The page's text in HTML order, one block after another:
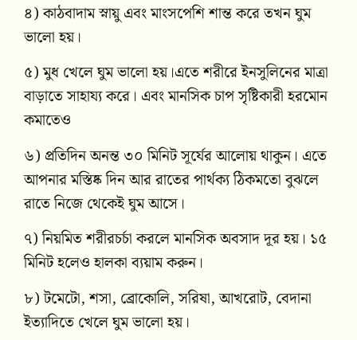
৪) কাঠবাদাম স্নায়ু এবং মাংসপেশি শান্ত করে তখন ঘুম
ভালো হয়।
৫) মুধ খেলে ঘুম ভালো হয়।এতে শরীরে ইনসুলিনের মাত্রা
বাড়াতে সাহায্য করে। এবং মানসিক চাপ সৃষ্টিকারী হরমোন
কমাতেও
৬) প্রতিদিন অনন্ত ৩০ মিনিট সূর্যের আলোয় থাকুন। এতে
আপনার মস্তিষ্ক দিন আর রাতের পার্থক্য ঠিকমতো বুঝলে
রাতে নিজে থেকেই ঘুম আসে।
৭) নিয়মিত শরীরচর্চা করলে মানসিক অবসাদ দূর হয়। ১৫
মিনিট হলেও হালকা ব্যয়াম করুন।
৮) টমেটো, শসা, ব্রোকোলি, সরিষা, আখরোট, বেদানা
ইত্যাদিতে খেলে ঘুম ভালো হয়।